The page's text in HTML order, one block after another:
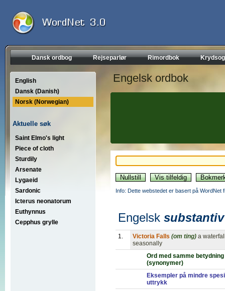
Dansk ordbog Rejseparlør Rimordbok
English
Dansk (Danish)
Norsk (Norwegian)
Aktuelle søk
Saint Elmo's light
Piece of cloth
Sturdily
Arsenate
Lygaeid
Sardonic
Icterus neonatorum
Euthynnus
Cepphus grylle
Engelsk ordbok
Info: Dette webstedet er basert på WordNet
Engelsk substantiv
1. Victoria Falls (om ting) a
seasonally
Ord med samme betydning
(synonymer)
Eksempler på mindre
uttrykk